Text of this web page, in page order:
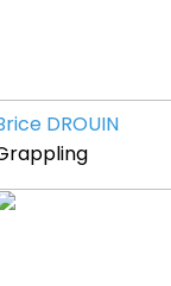
DROUIN